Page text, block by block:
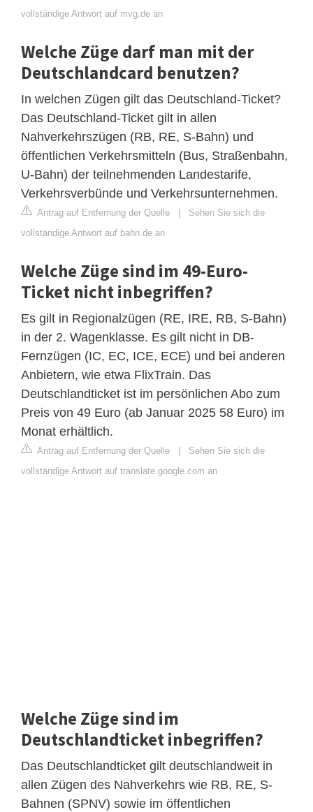
vollständige Antwort auf mvg.de an
Welche Züge darf man mit der
Deutschlandcard benutzen?
In welchen Zügen gilt das Deutschland-Ticket?
Das Deutschland-Ticket gilt in allen
Nahverkehrszügen (RB, RE, S-Bahn) und
öffentlichen Verkehrsmitteln (Bus, Straßenbahn,
U-Bahn) der teilnehmenden Landestarife,
Verkehrsverbünde und Verkehrsunternehmen.
Antrag auf Entfernung der Quelle | Sehen Sie sich die
vollständige Antwort auf bahn.de an
Welche Züge sind im 49-Euro-
Ticket nicht inbegriffen?
Es gilt in Regionalzügen (RE, IRE, RB, S-Bahn)
in der 2. Wagenklasse. Es gilt nicht in DB-
Fernzügen (IC, EC, ICE, ECE) und bei anderen
Anbietern, wie etwa FlixTrain. Das
Deutschlandticket ist im persönlichen Abo zum
Preis von 49 Euro (ab Januar 2025 58 Euro) im
Monat erhältlich.
Antrag auf Entfernung der Quelle | Sehen Sie sich die
vollständige Antwort auf translate.google.com an
Welche Züge sind im
Deutschlandticket inbegriffen?
Das Deutschlandticket gilt deutschlandweit in
allen Zügen des Nahverkehrs wie RB, RE, S-
Bahnen (SPNV) sowie im öffentlichen